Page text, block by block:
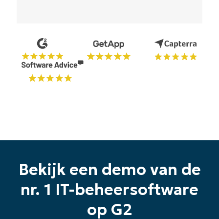
Bekijk een demo van de
nr. 1 IT-beheersoftware
op G2
Begin uw proefperiode van 14
dagen
Geen creditcard nodig, volledige toegang tot alle